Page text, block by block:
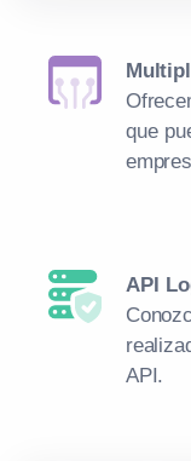
que
API
API.